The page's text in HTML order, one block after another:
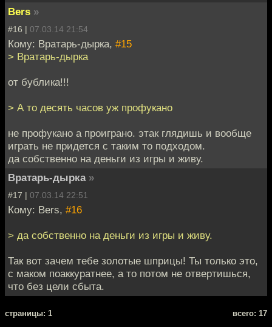
Bers »
#16 | 07.03.14 21:54
Кому: Вратарь-дырка, #15
> Вратарь-дырка
от бублика!!!
> А то десять часов уж профукано
не профукано а проиграно. этак глядишь и вообще
играть не придется с таким то подходом.
да собственно на деньги из игры и живу.
Вратарь-дырка »
#17 | 07.03.14 22:51
Кому: Bers, #16
> да собственно на деньги из игры и живу.
Так вот зачем тебе золотые шприцы! Ты только это,
с маком поаккуратнее, а то потом не отвертишься,
что без цели сбыта.
cтраницы: 1 всего: 17